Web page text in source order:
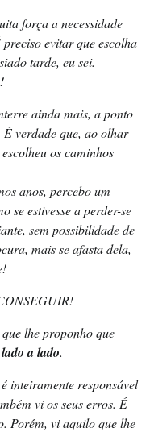
força a necessidade
evitar que escolha
tarde, eu sei.
ainda mais, a ponto
verdade que, ao olhar
os caminhos
anos, percebo um
se estivesse a perder-se
sem possibilidade de
mais se afasta dela,
lhe proponho que
lado a lado.
inteiramente responsável
vi os seus erros. É
Porém, vi aquilo que lhe